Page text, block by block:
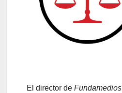
El director de Fundamedios